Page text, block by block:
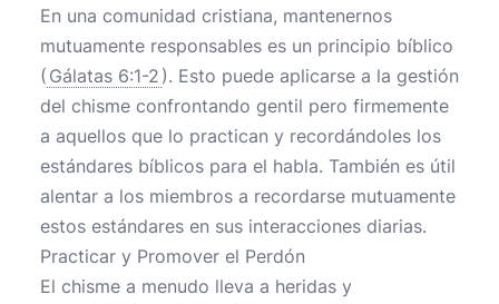
En una comunidad cristiana, mantenernos
mutuamente responsables es un principio bíblico
( Gálatas 6:1-2 ). Esto puede aplicarse a la gestión
del chisme confrontando gentil pero firmemente
a aquellos que lo practican y recordándoles los
estándares bíblicos para el habla. También es útil
alentar a los miembros a recordarse mutuamente
estos estándares en sus interacciones diarias.
Practicar y Promover el Perdón
El chisme a menudo lleva a heridas y